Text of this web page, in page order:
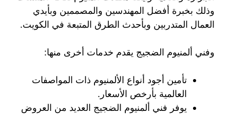
وذلك بخبرة أفضل المهندسين والمصممين وبأيدي
العمال المتدربين وبأحدث الطرق المتبعة في الكويت.
وفني ألمنيوم الضجيج يقدم خدمات أخرى منها:
تأمين أجود أنواع الألمنيوم ذات المواصفات
العالمية بأرخص الأسعار.
يوفر فني ألمنيوم الضجيج العديد من العروض